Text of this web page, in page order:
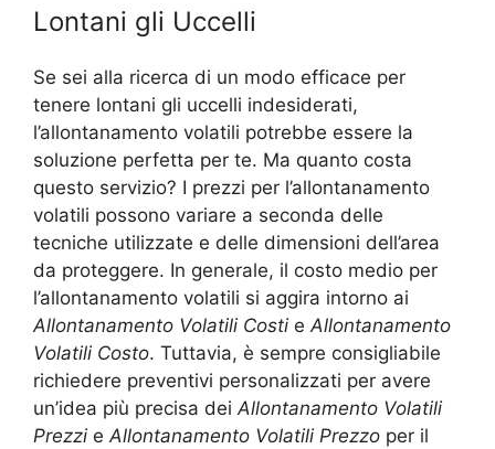
Lontani gli Uccelli
Se sei alla ricerca di un modo efficace per
tenere lontani gli uccelli indesiderati,
l’allontanamento volatili potrebbe essere la
soluzione perfetta per te. Ma quanto costa
questo servizio? I prezzi per l’allontanamento
volatili possono variare a seconda delle
tecniche utilizzate e delle dimensioni dell’area
da proteggere. In generale, il costo medio per
l’allontanamento volatili si aggira intorno ai
Allontanamento Volatili Costi e Allontanamento
Volatili Costo. Tuttavia, è sempre consigliabile
richiedere preventivi personalizzati per avere
un’idea più precisa dei Allontanamento Volatili
Prezzi e Allontanamento Volatili Prezzo per il